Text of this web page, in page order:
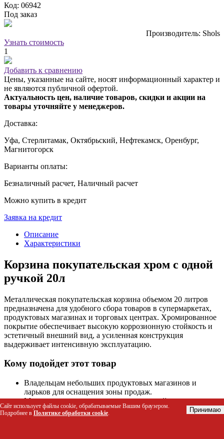
Код: 06942
Под заказ
Производитель: Shols
Узнать стоимость
1
Добавить к сравнению
Цены, указанные на сайте, носят информационный характер и
не являются публичной офертой.
Актуальность цен, наличие товаров, скидки и акции на
товары уточняйте у менеджеров.
Доставка:
Уфа, Стерлитамак, Октябрьский, Нефтекамск, Оренбург,
Магнитогорск
Варианты оплаты:
Безналичный расчет, Наличный расчет
Можно купить в кредит
Заявка на кредит
Описание
Характеристики
Корзина покупательская хром с одной
ручкой 20л
Металлическая покупательская корзина объемом 20 литров
предназначена для удобного сбора товаров в супермаркетах,
продуктовых магазинах и торговых центрах. Хромированное
покрытие обеспечивает высокую коррозионную стойкость и
эстетичный внешний вид, а усиленная конструкция
выдерживает интенсивную эксплуатацию.
Кому подойдет этот товар
Владельцам небольших продуктовых магазинов и
ларьков для оснащения зоны продаж.
Менеджерам по закупкам торговых сетей при
обновлении парка торгового оборудования.
Организаторам ярмарок, выставок и временных точек
Сайт использует файлы cookie, обрабатываемые Вашим браузером.
Подробнее в Политике обработки cookie. Принимаю